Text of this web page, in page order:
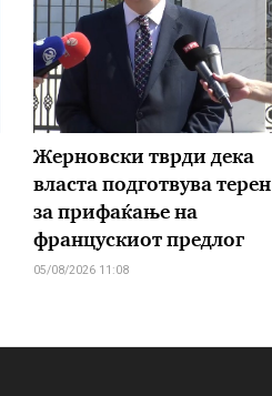
Жерновски тврди дека
власта подготвува терен
за прифаќање на
францускиот предлог
05/08/2026 11:08